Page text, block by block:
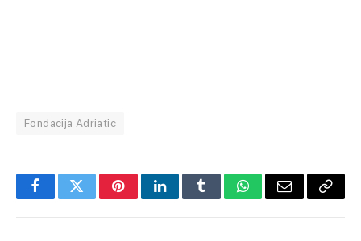
Fondacija Adriatic
FacebookTwitterPinterestLinkedInTumblrWhatsApp
Email Copy